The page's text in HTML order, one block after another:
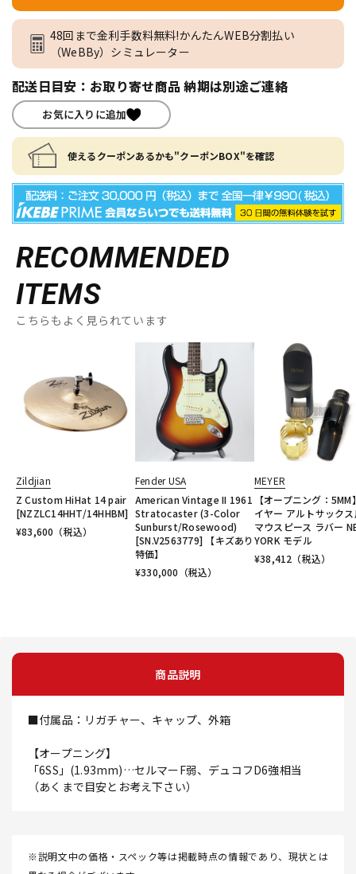
48回まで金利手数料無料!かんたんWEB分割払い
（WeBBy）シミュレーター
配送日目安：お取り寄せ商品 納期は別途ご連絡
お気に入りに追加
使えるクーポンあるかも"クーポンBOX"を確認
RECOMMENDED
ITEMS
こちらもよく見られています
Zildjian
Z Custom HiHat 14 pair
[NZZLC14HHT/14HHBM]
¥83,600 （税込）
Fender USA
American Vintage II 1961
Stratocaster (3-Color
Sunburst/Rosewood)
[SN.V2563779] 【キズあり
特価】
¥330,000 （税込）
MEYER
【オープニング：5MM
イヤー アルトサック
マウスピース ラバー
YORK モデル
¥38,412 （税込）
商品説明
■付属品：リガチャー、キャップ、外箱
【オープニング】
「6SS」(1.93mm)…セルマーF弱、デュコフD6強相当
（あくまで目安とお考え下さい）
※説明文中の価格・スペック等は掲載時点の情報であり、現状とは